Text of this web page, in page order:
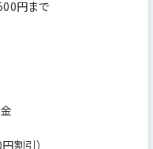
円まで
割引）